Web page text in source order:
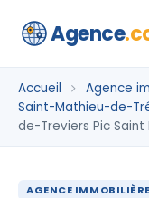
Agence
Accueil Agence
Saint-Mathieu-de-
de-Treviers Pic
AGENCE IMMOBILIÈRE